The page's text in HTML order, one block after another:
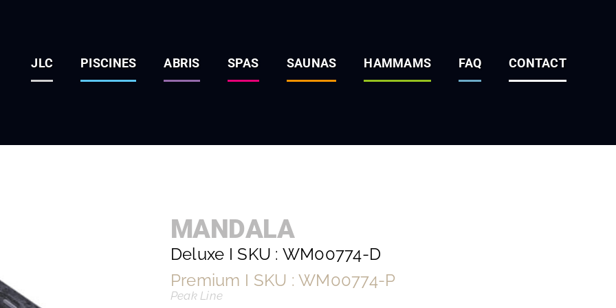
JLC PISCINES ABRIS SPAS SAUNAS HAMMAMS FAQ CONTACT
MANDALA
Deluxe I SKU : WM00774-D
Premium I SKU : WM00774-P
Peak Line